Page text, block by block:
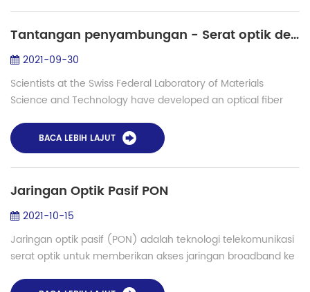
Tantangan penyambungan - Serat optik dengan inti gliserin cair
2021-09-30
Scientists at the Swiss Federal Laboratory of Materials
Science and Technology have developed an optical fiber
data just as reliably as co...
BACA LEBIH LAJUT
Jaringan Optik Pasif PON
2021-10-15
Jaringan optik pasif (PON) adalah teknologi telekomunikasi
serat optik untuk memberikan akses jaringan broadband ke